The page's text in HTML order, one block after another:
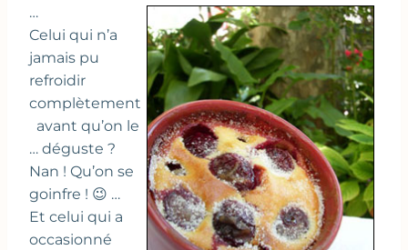
…
Celui qui n’a
jamais pu
refroidir
complètement
avant qu’on le
… déguste ?
Nan ! Qu’on se
goinfre ! 😉 …
Et celui qui a
occasionné